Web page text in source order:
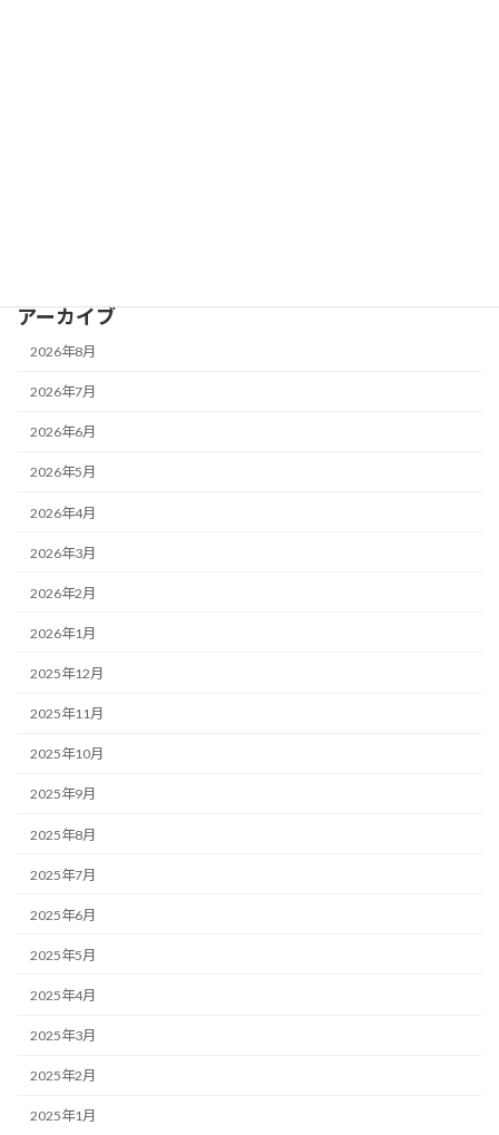
アーカイブ
2026年8月
2026年7月
2026年6月
2026年5月
2026年4月
2026年3月
2026年2月
2026年1月
2025年12月
2025年11月
2025年10月
2025年9月
2025年8月
2025年7月
2025年6月
2025年5月
2025年4月
2025年3月
2025年2月
2025年1月